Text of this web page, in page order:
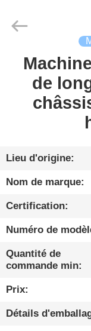
MAISON
PRODUITS
SHOW
SUJET
DE
NOUS
VISITE
D'USINE
Sinovo
Heavy
Reserved.
de
Lieu d'origine:
Nom de marque:
Certification:
Numéro de
Quantité de
commande min:
Prix:
Détails